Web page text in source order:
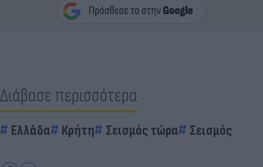
Διάβασε περισσότερα
Ελλάδα Κρήτη Σεισμός τώρα Σεισμός